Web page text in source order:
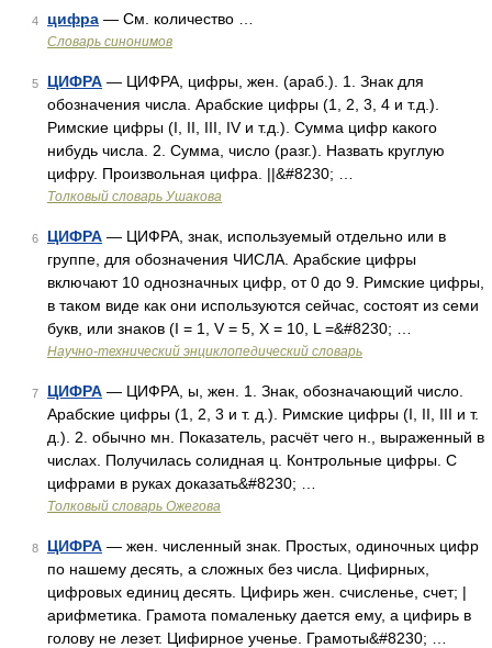
4 цифра — См. количество …
Словарь синонимов
5 ЦИФРА — ЦИФРА, цифры, жен. (араб.). 1. Знак для
обозначения числа. Арабские цифры (1, 2, 3, 4 и т.д.).
Римские цифры (I, II, III, IV и т.д.). Сумма цифр какого
нибудь числа. 2. Сумма, число (разг.). Назвать круглую
цифру. Произвольная цифра. ||&#8230; …
Толковый словарь Ушакова
6 ЦИФРА — ЦИФРА, знак, используемый отдельно или в
группе, для обозначения ЧИСЛА. Арабские цифры
включают 10 однозначных цифр, от 0 до 9. Римские цифры,
в таком виде как они используются сейчас, состоят из семи
букв, или знаков (I = 1, V = 5, X = 10, L =&#8230; …
Научно-технический энциклопедический словарь
7 ЦИФРА — ЦИФРА, ы, жен. 1. Знак, обозначающий число.
Арабские цифры (1, 2, 3 и т. д.). Римские цифры (I, II, III и т.
д.). 2. обычно мн. Показатель, расчёт чего н., выраженный в
числах. Получилась солидная ц. Контрольные цифры. С
цифрами в руках доказать&#8230; …
Толковый словарь Ожегова
8 ЦИФРА — жен. численный знак. Простых, одиночных цифр
по нашему десять, а сложных без числа. Цифирных,
цифровых единиц десять. Цифирь жен. счисленье, счет; |
арифметика. Грамота помаленьку дается ему, а цифирь в
голову не лезет. Цифирное ученье. Грамоты&#8230; …